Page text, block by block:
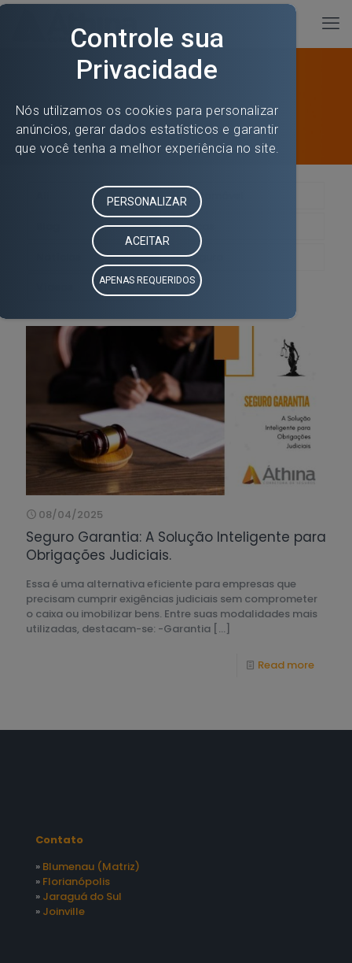
Blog
Automóvel
Dicas
Seguro
08/04/2025
Seguro Garantia: A Solução Inteligente para
Obrigações Judiciais.
Essa é uma alternativa eficiente para empresas que
precisam cumprir exigências judiciais sem comprometer
o caixa ou imobilizar bens. Entre suas modalidades mais
utilizadas, destacam-se: -Garantia […]
Read more
Contato
» Blumenau (Matriz)
» Florianópolis
» Jaraguá do Sul
» Joinville